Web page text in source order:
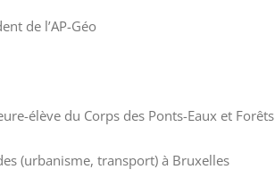
de l’AP-Géo
élève du Corps des Ponts-Eaux et Forêts
(urbanisme, transport) à Bruxelles